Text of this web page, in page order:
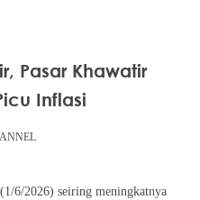
Pasar Khawatir
Inflasi
6/2026) seiring meningkatnya